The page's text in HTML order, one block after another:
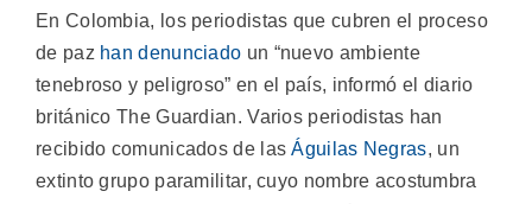
En Colombia, los periodistas que cubren el proceso
de paz han denunciado un “nuevo ambiente
tenebroso y peligroso” en el país, informó el diario
británico The Guardian. Varios periodistas han
recibido comunicados de lasÁguilas Negras, un
extinto grupo paramilitar, cuyo nombre acostumbra